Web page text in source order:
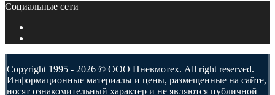
Социальные сети
Copyright 1995 - 2026 © ООО Пневмотех. All right reserved.
Информационные материалы и цены, размещенные на сайте,
носят ознакомительный характер и не являются публичной